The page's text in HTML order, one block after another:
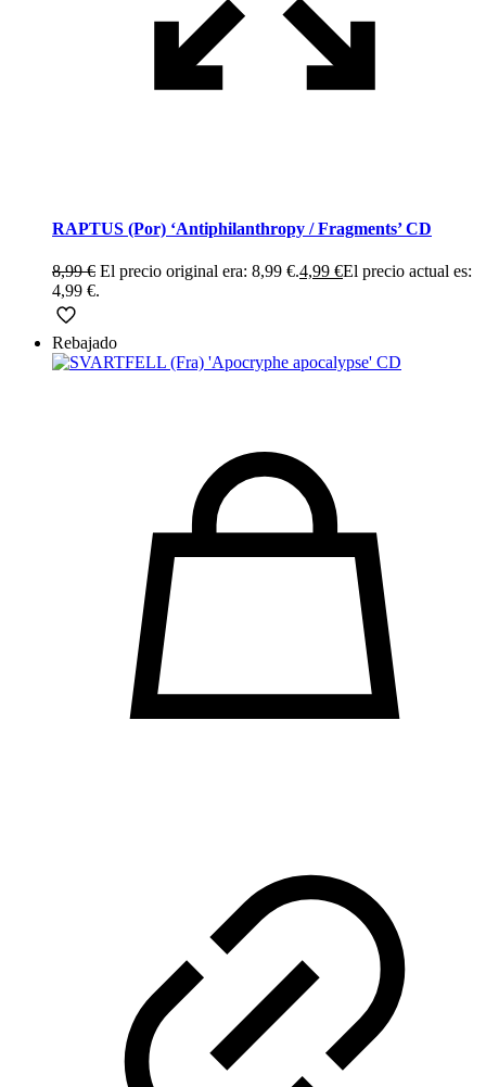
RAPTUS (Por) ‘Antiphilanthropy / Fragments’ CD
8,99€ El precio original era: 8,99 €.4,99 €El precio actual es:
4,99 €.
Rebajado